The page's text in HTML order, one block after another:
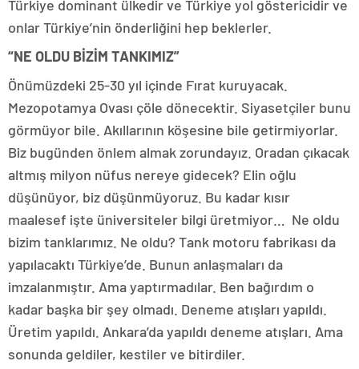
Türkiye dominant ülkedir ve Türkiye yol göstericidir ve
onlar Türkiye’nin önderliğini hep beklerler.
“NE OLDU BİZİM TANKIMIZ”
Önümüzdeki 25-30 yıl içinde Fırat kuruyacak.
Mezopotamya Ovası çöle dönecektir. Siyasetçiler bunu
görmüyor bile. Akıllarının köşesine bile getirmiyorlar.
Biz bugünden önlem almak zorundayız. Oradan çıkacak
altmış milyon nüfus nereye gidecek? Elin oğlu
düşünüyor, biz düşünmüyoruz. Bu kadar kısır
maalesef işte üniversiteler bilgi üretmiyor… Ne oldu
bizim tanklarımız. Ne oldu? Tank motoru fabrikası da
yapılacaktı Türkiye’de. Bunun anlaşmaları da
imzalanmıştır. Ama yaptırmadılar. Ben bağırdım o
kadar başka bir şey olmadı. Deneme atışları yapıldı.
Üretim yapıldı. Ankara’da yapıldı deneme atışları. Ama
sonunda geldiler, kestiler ve bitirdiler.